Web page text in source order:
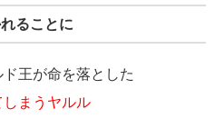
ることに
王が命を落とした
まうヤルル